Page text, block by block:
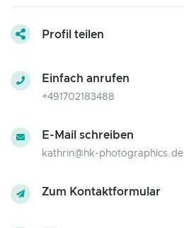
Profil teilen
Einfach anrufen
+491702183488
E-Mail schreiben
kathrin@hk-photographics.de
Zum Kontaktformular